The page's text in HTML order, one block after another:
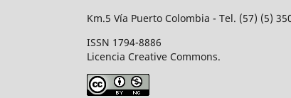
Km.5 Vía Puerto Colombia - Tel. (57) (5)
ISSN 1794-8886
Licencia Creative Commons.